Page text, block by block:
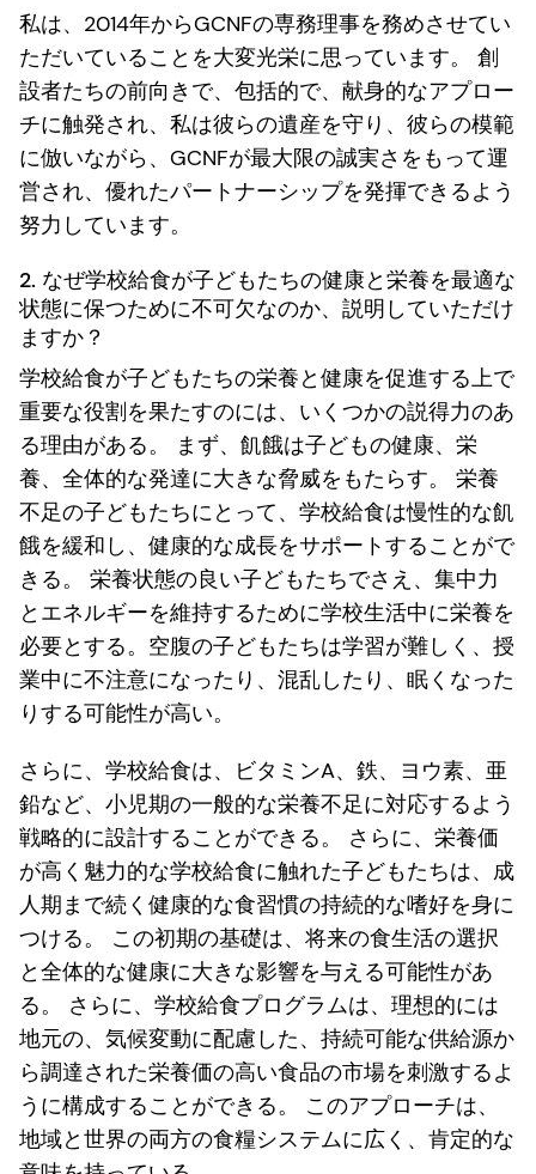
私は、2014年からGCNFの専務理事を務めさせてい
ただいていることを大変光栄に思っています。 創
設者たちの前向きで、包括的で、献身的なアプロー
チに触発され、私は彼らの遺産を守り、彼らの模範
に倣いながら、GCNFが最大限の誠実さをもって運
営され、優れたパートナーシップを発揮できるよう
努力しています。
2. なぜ学校給食が子どもたちの健康と栄養を最適な
状態に保つために不可欠なのか、説明していただけ
ますか？
学校給食が子どもたちの栄養と健康を促進する上で
重要な役割を果たすのには、いくつかの説得力のあ
る理由がある。 まず、飢餓は子どもの健康、栄
養、全体的な発達に大きな脅威をもたらす。 栄養
不足の子どもたちにとって、学校給食は慢性的な飢
餓を緩和し、健康的な成長をサポートすることがで
きる。 栄養状態の良い子どもたちでさえ、集中力
とエネルギーを維持するために学校生活中に栄養を
必要とする。空腹の子どもたちは学習が難しく、授
業中に不注意になったり、混乱したり、眠くなった
りする可能性が高い。
さらに、学校給食は、ビタミンA、鉄、ヨウ素、亜
鉛など、小児期の一般的な栄養不足に対応するよう
戦略的に設計することができる。 さらに、栄養価
が高く魅力的な学校給食に触れた子どもたちは、成
人期まで続く健康的な食習慣の持続的な嗜好を身に
つける。 この初期の基礎は、将来の食生活の選択
と全体的な健康に大きな影響を与える可能性があ
る。 さらに、学校給食プログラムは、理想的には
地元の、気候変動に配慮した、持続可能な供給源か
ら調達された栄養価の高い食品の市場を刺激するよ
うに構成することができる。 このアプローチは、
地域と世界の両方の食糧システムに広く、肯定的な